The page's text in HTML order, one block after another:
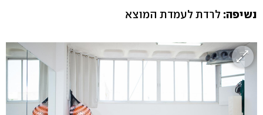
נשיפה: לרדת לעמדת המוצא